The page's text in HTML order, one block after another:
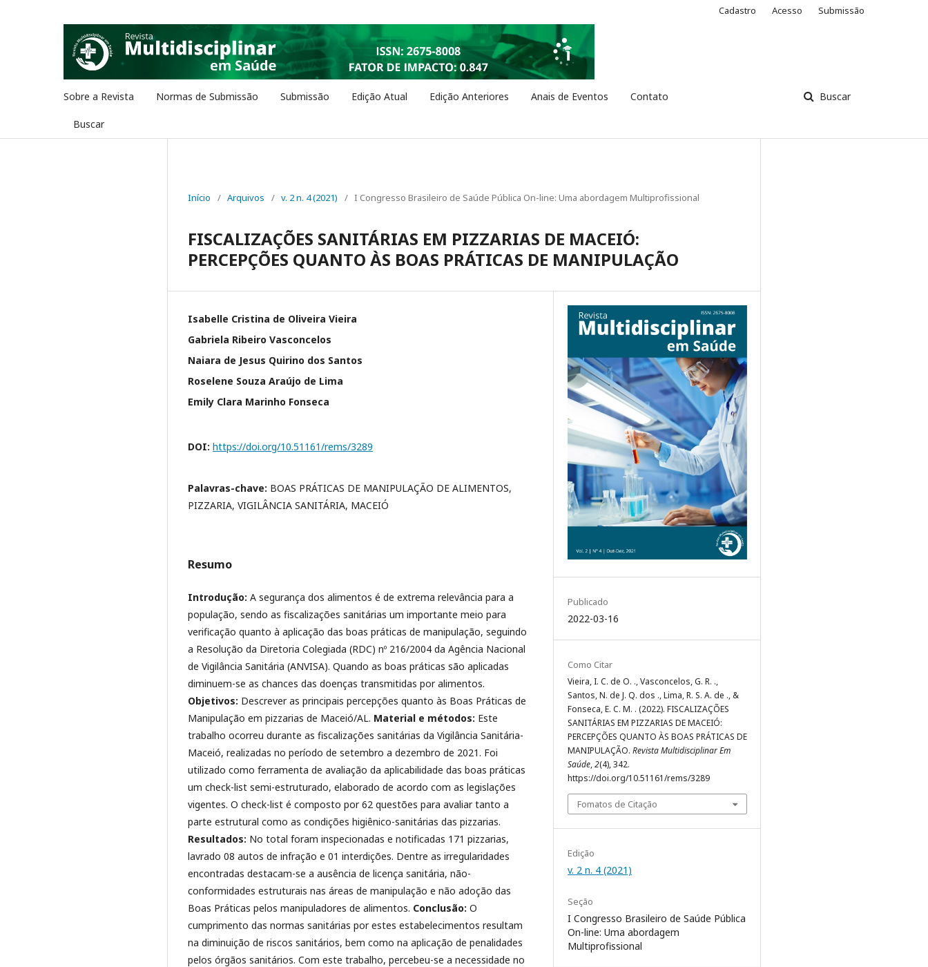
Sobre a Revista Normas de Submissão Submissão Edição Atual Edição Anteriores Anais de Eventos Contato
Buscar
Buscar
Cadastro Acesso Submissão
Início / Arquivos / v. 2 n. 4 (2021) / I Congresso Brasileiro de Saúde Pública On-line: Uma abordagem Multiprofissional
FISCALIZAÇÕES SANITÁRIAS EM PIZZARIAS DE MACEIÓ:
PERCEPÇÕES QUANTO ÀS BOAS PRÁTICAS DE MANIPULAÇÃO
Isabelle Cristina de Oliveira Vieira
Gabriela Ribeiro Vasconcelos
Naiara de Jesus Quirino dos Santos
Roselene Souza Araújo de Lima
Emily Clara Marinho Fonseca
DOI: https://doi.org/10.51161/rems/3289
Palavras-chave: BOAS PRÁTICAS DE MANIPULAÇÃO DE ALIMENTOS,
PIZZARIA, VIGILÂNCIA SANITÁRIA, MACEIÓ
Resumo
Introdução: A segurança dos alimentos é de extrema relevância para a
população, sendo as fiscalizações sanitárias um importante meio para
verificação quanto à aplicação das boas práticas de manipulação, seguindo
a Resolução da Diretoria Colegiada (RDC) nº 216/2004 da Agência Nacional
de Vigilância Sanitária (ANVISA). Quando as boas práticas são aplicadas
diminuem-se as chances das doenças transmitidas por alimentos.
Objetivos: Descrever as principais percepções quanto às Boas Práticas de
Manipulação em pizzarias de Maceió/AL. Material e métodos: Este
trabalho ocorreu durante as fiscalizações sanitárias da Vigilância Sanitária-
Maceió, realizadas no período de setembro a dezembro de 2021. Foi
utilizado como ferramenta de avaliação da aplicabilidade das boas práticas
um check-list semi-estruturado, elaborado de acordo com as legislações
vigentes. O check-list é composto por 62 questões para avaliar tanto a
parte estrutural como as condições higiênico-sanitárias das pizzarias.
Resultados: No total foram inspecionadas e notificadas 171 pizzarias,
lavrado 08 autos de infração e 01 interdições. Dentre as irregularidades
encontradas destacam-se a ausência de licença sanitária, não-
conformidades estruturais nas áreas de manipulação e não adoção das
Boas Práticas pelos manipuladores de alimentos. Conclusão: O
cumprimento das normas sanitárias por estes estabelecimentos resultam
na diminuição de riscos sanitários, bem como na aplicação de penalidades
pelos órgãos sanitários. Com este trabalho, percebeu-se a necessidade no
Publicado
2022-03-16
Como Citar
Vieira, I. C. de O. ., Vasconcelos, G. R. .,
Santos, N. de J. Q. dos ., Lima, R. S. A. de ., &
Fonseca, E. C. M. . (2022). FISCALIZAÇÕES
SANITÁRIAS EM PIZZARIAS DE MACEIÓ:
PERCEPÇÕES QUANTO ÀS BOAS PRÁTICAS DE
MANIPULAÇÃO. Revista Multidisciplinar Em
Saúde,2(4), 342.
https://doi.org/10.51161/rems/3289
Fomatos de Citação
Edição
v. 2 n. 4 (2021)
Seção
I Congresso Brasileiro de Saúde Pública
On-line: Uma abordagem
Multiprofissional